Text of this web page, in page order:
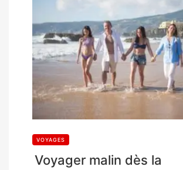
VOYAGES
Voyager malin dès la